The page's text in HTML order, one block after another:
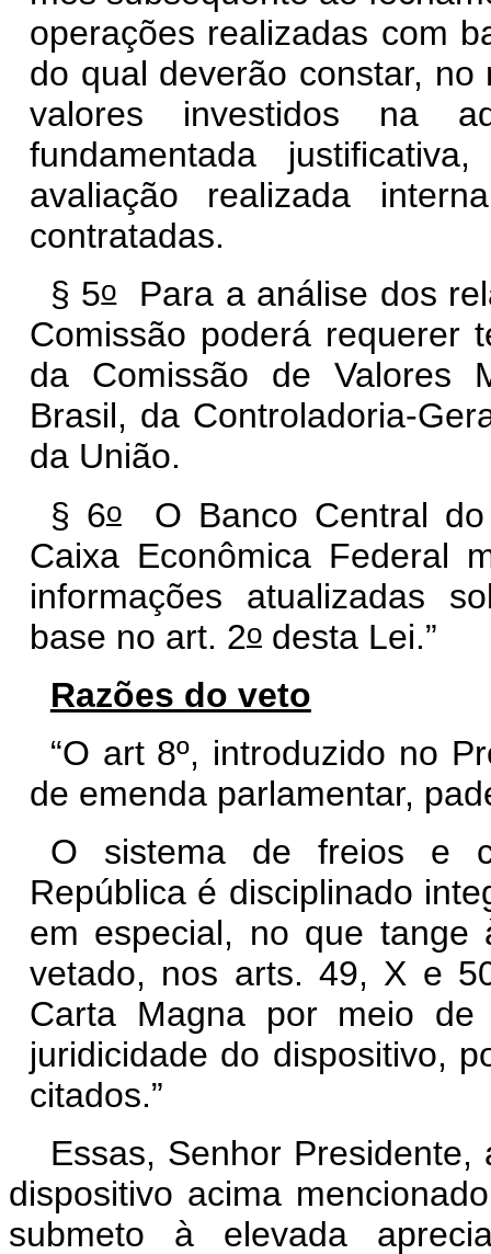
operações realizadas com
do qual deverão constar,
valores investidos na
fundamentada
avaliação realizada
contratadas.
§ 5oPara a análise dos
Comissão poderá requerer
da Comissão de Valores
Brasil, da Controladoria-
da União.
§ 6oO Banco Central do
Caixa Econômica Federal
informações atualizadas
base no art. 2odesta Lei.”
Razões do veto
“O art 8º, introduzido no
de emenda parlamentar,
O sistema de freios e
República é disciplinado
em especial, no que tange
vetado, nos arts. 49, X e
Carta Magna por meio
juridicidade do dispositivo,
citados.”
Essas, Senhor
dispositivo acima
submeto à elevada